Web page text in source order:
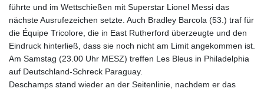
führte und im Wettschießen mit Superstar Lionel Messi das
nächste Ausrufezeichen setzte. Auch Bradley Barcola (53.) traf für
die Équipe Tricolore, die in East Rutherford überzeugte und den
Eindruck hinterließ, dass sie noch nicht am Limit angekommen ist.
Am Samstag (23.00 Uhr MESZ) treffen Les Bleus in Philadelphia
auf Deutschland-Schreck Paraguay.
Deschamps stand wieder an der Seitenlinie, nachdem er das